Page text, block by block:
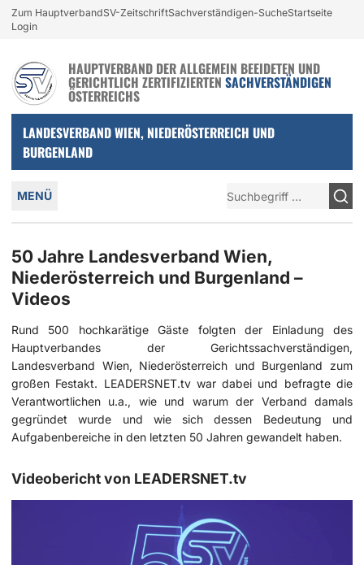
Zur Navigation springen
Zum Inhalt springen
Login und nützliche Links
Zum HauptverbandSV-ZeitschriftSachverständigen-SucheStartseite
Login
HAUPTVERBAND DER ALLGEMEIN BEEIDETEN UND
GERICHTLICH ZERTIFIZIERTEN SACHVERSTÄNDIGEN
ÖSTERREICHS
LANDESVERBAND WIEN, NIEDERÖSTERREICH UND
BURGENLAND
Hauptmenü
MENÜ
50 Jahre Landesverband Wien,
Niederösterreich und Burgenland –
Videos
Rund 500 hochkarätige Gäste folgten der Einladung des
Hauptverbandes der Gerichtssachverständigen,
Landesverband Wien, Niederösterreich und Burgenland zum
großen Festakt. LEADERSNET.tv war dabei und befragte die
Verantwortlichen u.a., wie und warum der Verband damals
gegründet wurde und wie sich dessen Bedeutung und
Aufgabenbereiche in den letzten 50 Jahren gewandelt haben.
Videobericht von LEADERSNET.tv